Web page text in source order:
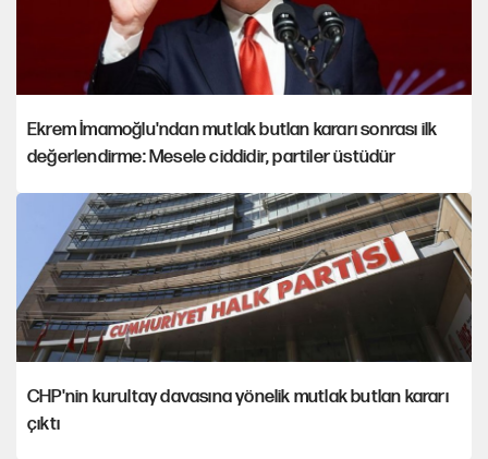
Ekrem İmamoğlu'ndan mutlak butlan kararı sonrası ilk
değerlendirme: Mesele ciddidir, partiler üstüdür
CHP'nin kurultay davasına yönelik mutlak butlan kararı
çıktı